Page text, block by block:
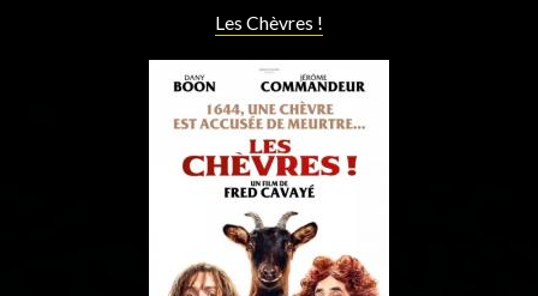
Les Chèvres !